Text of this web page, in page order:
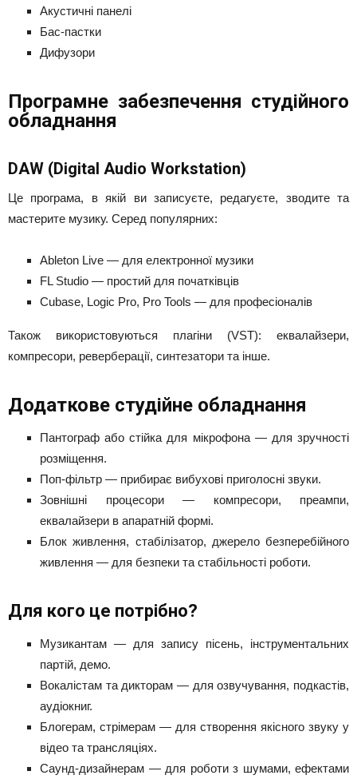
Акустичні панелі
Бас-пастки
Дифузори
Програмне забезпечення студійного
обладнання
DAW (Digital Audio Workstation)
Це програма, в якій ви записуєте, редагуєте, зводите та
мастерите музику. Серед популярних:
Ableton Live — для електронної музики
FL Studio — простий для початківців
Cubase, Logic Pro, Pro Tools — для професіоналів
Також використовуються плагіни (VST): еквалайзери,
компресори, реверберації, синтезатори та інше.
Додаткове студійне обладнання
Пантограф або стійка для мікрофона — для зручності
розміщення.
Поп-фільтр — прибирає вибухові приголосні звуки.
Зовнішні процесори — компресори, преампи,
еквалайзери в апаратній формі.
Блок живлення, стабілізатор, джерело безперебійного
живлення — для безпеки та стабільності роботи.
Для кого це потрібно?
Музикантам — для запису пісень, інструментальних
партій, демо.
Вокалістам та дикторам — для озвучування, подкастів,
аудіокниг.
Блогерам, стрімерам — для створення якісного звуку у
відео та трансляціях.
Саунд-дизайнерам — для роботи з шумами, ефектами